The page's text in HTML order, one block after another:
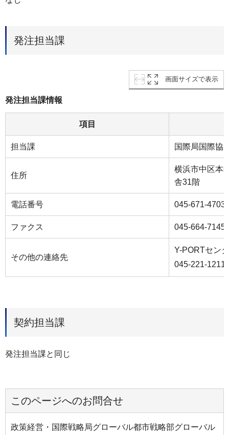
発注担当課
画面サイズで表示
発注担当課情報
項目
担当課 国際局国際協
住所
横浜市中区本
舎31階
電話番号 045-671-4703
ファクス 045-664-7145
その他の連絡先
Y-PORTセン
045-221-1211
契約担当課
発注担当課と同じ
このページへのお問合せ
政策経営・国際戦略局グローバル都市戦略部グローバル